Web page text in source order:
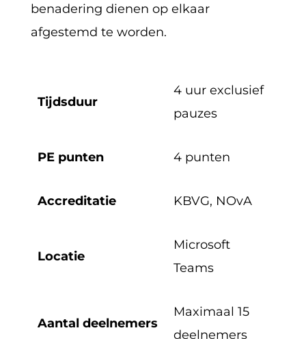
benadering dienen op elkaar
afgestemd te worden.
Tijdsduur
4 uur exclusief
pauzes
PE punten 4 punten
Accreditatie KBVG, NOvA
Locatie
Microsoft
Teams
Aantal deelnemers
Maximaal 15
deelnemers